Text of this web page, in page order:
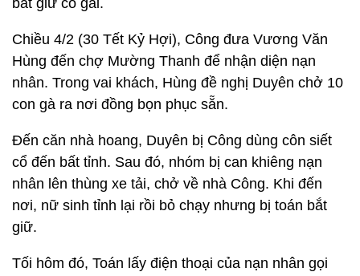
bắt giữ cô gái.
Chiều 4/2 (30 Tết Kỷ Hợi), Công đưa Vương Văn
Hùng đến chợ Mường Thanh để nhận diện nạn
nhân. Trong vai khách, Hùng đề nghị Duyên chở 10
con gà ra nơi đồng bọn phục sẵn.
Đến căn nhà hoang, Duyên bị Công dùng côn siết
cổ đến bất tỉnh. Sau đó, nhóm bị can khiêng nạn
nhân lên thùng xe tải, chở về nhà Công. Khi đến
nơi, nữ sinh tỉnh lại rồi bỏ chạy nhưng bị toán bắt
giữ.
Tối hôm đó, Toán lấy điện thoại của nạn nhân gọi